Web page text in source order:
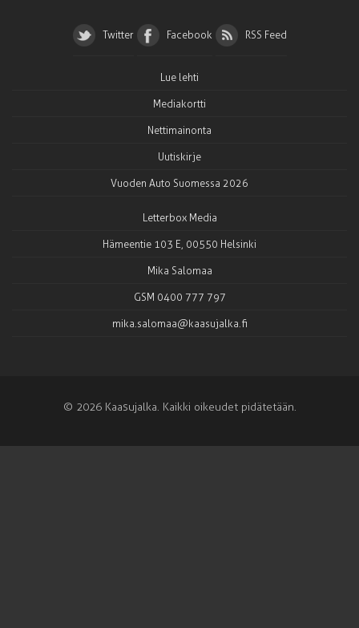
Twitter Facebook RSS Feed
Lue lehti
Mediakortti
Nettimainonta
Uutiskirje
Vuoden Auto Suomessa 2026
Letterbox Media
Hämeentie 103 E, 00550 Helsinki
Mika Salomaa
GSM 0400 777 797
mika.salomaa@kaasujalka.fi
© 2026 Kaasujalka. Kaikki oikeudet pidätetään.